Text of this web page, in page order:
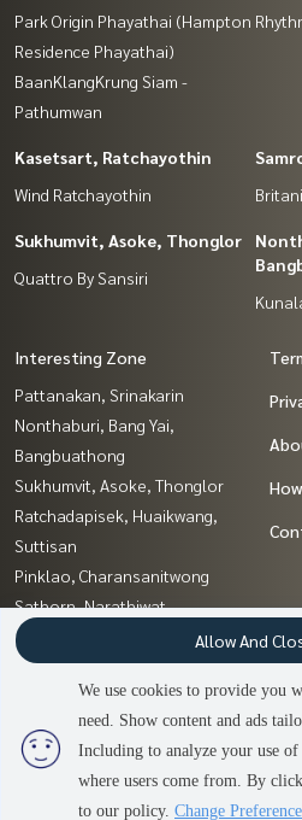
2 people
Contact us
Park Origin Phayathai (Hampton
Residence Phayathai)
BaanKlangKrung Siam -
Pathumwan
Kasetsart, Ratchayothin
Wind Ratchayothin
Sukhumvit, Asoke, Thonglor
Quattro By Sansiri
Interesting Zone
Pattanakan, Srinakarin
Nonthaburi, Bang Yai,
Bangbuathong
Sukhumvit, Asoke, Thonglor
Ratchadapisek, Huaikwang,
Suttisan
Pinklao, Charansanitwong
Sathorn, Narathiwat
Ratchathewi,Phayathai
Sapankwai,Jatujak
Samrong, Samut Prakan
Chaengwatana, Muangthong
Power by
We use cookies to provide you
need. Show content and ads
Including to analyze your use of
where users come from. By
to our policy. Change
Allow And